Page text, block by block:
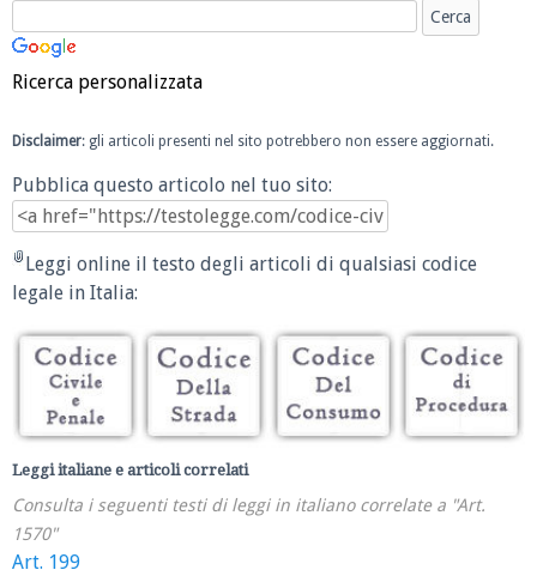
Ricerca personalizzata
Disclaimer: gli articoli presenti nel sito potrebbero non essere aggiornati.
Pubblica questo articolo nel tuo sito:
Leggi online il testo degli articoli di qualsiasi codice
legale in Italia:
Leggi italiane e articoli correlati
Consulta i seguenti testi di leggi in italiano correlate a "Art.
1570"
Art. 199